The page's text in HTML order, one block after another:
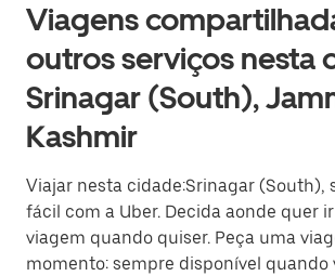
Viagens
outros serviços nesta
Srinagar (South),
Kashmir
Viajar nesta cidade:Srinagar (South),
fácil com a Uber. Decida aonde quer
viagem quando quiser. Peça uma
momento: sempre disponível quando